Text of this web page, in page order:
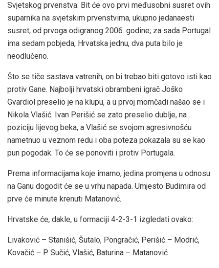
Svjetskog prvenstva. Bit će ovo prvi međusobni susret ovih
suparnika na svjetskim prvenstvima, ukupno jedanaesti
susret, od prvoga odigranog 2006. godine; za sada Portugal
ima sedam pobjeda, Hrvatska jednu, dva puta bilo je
neodlučeno.
Što se tiče sastava vatrenih, on bi trebao biti gotovo isti kao
protiv Gane. Najbolji hrvatski obrambeni igrač Joško
Gvardiol preselio je na klupu, a u prvoj momčadi našao se i
Nikola Vlašić. Ivan Perišić se zato preselio dublje, na
poziciju lijevog beka, a Vlašić se svojom agresivnošću
nametnuo u veznom redu i oba poteza pokazala su se kao
pun pogodak. To će se ponoviti i protiv Portugala.
Prema informacijama koje imamo, jedina promjena u odnosu
na Ganu dogodit će se u vrhu napada. Umjesto Budimira od
prve će minute krenuti Matanović.
Hrvatske će, dakle, u formaciji 4-2-3-1 izgledati ovako:
Livaković – Stanišić, Šutalo, Pongračić, Perišić – Modrić,
Kovačić – P. Sučić, Vlašić, Baturina – Matanović